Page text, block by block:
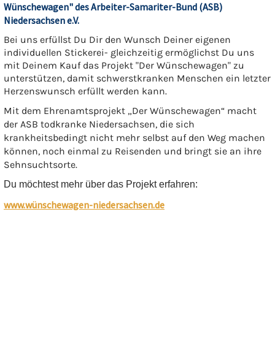
Wünschewagen" des Arbeiter-Samariter-Bund (ASB)
Niedersachsen e.V.
Bei uns erfüllst Du Dir den Wunsch Deiner eigenen
individuellen Stickerei- gleichzeitig ermöglichst Du uns
mit Deinem Kauf das Projekt "Der Wünschewagen" zu
unterstützen, damit schwerstkranken Menschen ein letzter
Herzenswunsch erfüllt werden kann.
Mit dem Ehrenamtsprojekt „Der Wünschewagen“ macht
der ASB todkranke Niedersachsen, die sich
krankheitsbedingt nicht mehr selbst auf den Weg machen
können, noch einmal zu Reisenden und bringt sie an ihre
Sehnsuchtsorte.
Du möchtest mehr über das Projekt erfahren:
www.wünschewagen-niedersachsen.de